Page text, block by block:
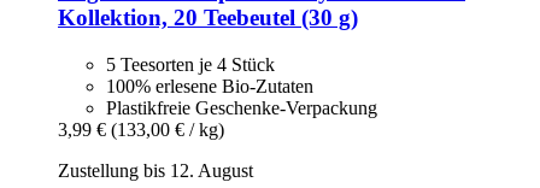
Kollektion, 20 Teebeutel (30 g)
5 Teesorten je 4 Stück
100% erlesene Bio-Zutaten
Plastikfreie Geschenke-Verpackung
3,99 € (133,00 € / kg)
Zustellung bis 12. August